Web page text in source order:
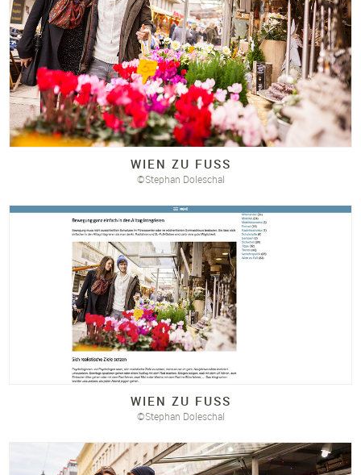
WIEN ZU FUSS
©Stephan Doleschal
WIEN ZU FUSS
©Stephan Doleschal